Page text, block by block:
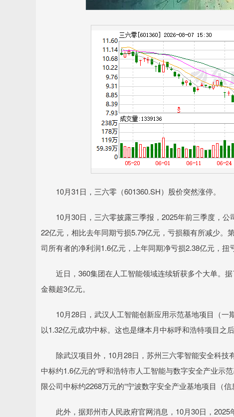
10月31日，三六零（601360.SH）股价突然涨停。
10月30日，三六零披露三季报，2025年前三季度，公
22亿元，相比去年同期亏损5.79亿元，亏损额有所减少。
司所有者的净利润1.6亿元，上年同期净亏损2.38亿元，扭
近日，360集团在人工智能领域连续斩获多个大单。据
金额超3亿元。
10月28日，武汉人工智能创新应用示范基地项目（一
以1.32亿元成功中标。这也是继本月中标呼和浩特项目之
除武汉项目外，10月28日，苏州三六零智能安全科技
中标约1.6亿元的“呼和浩特市人工智能与数字安全产业示
限公司中标约2268万元的“宁波数字安全产业基地项目（
此外，据郑州市人民政府官网消息，10月30日，2025